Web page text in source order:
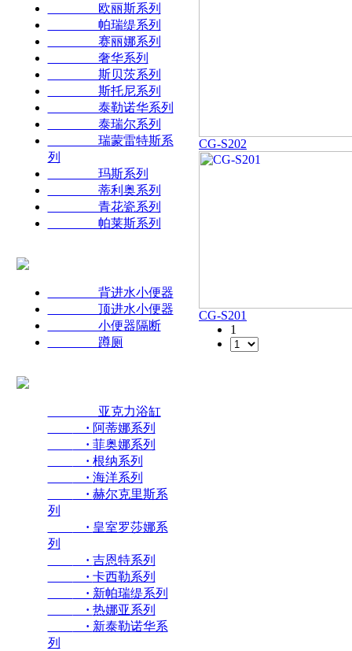
欧丽斯系列
帕瑞缇系列
赛丽娜系列
奢华系列
斯贝茨系列
斯托尼系列
泰勒诺华系列
泰瑞尔系列
瑞蒙雷特斯系
列
玛斯系列
蒂利奥系列
青花瓷系列
帕莱斯系列
背进水小便器
顶进水小便器
小便器隔断
蹲厕
亚克力浴缸
· 阿蒂娜系列
· 菲奥娜系列
· 根纳系列
· 海洋系列
· 赫尔克里斯系
列
· 皇室罗莎娜系
列
· 吉恩特系列
· 卡西勒系列
· 新帕瑞缇系列
· 热娜亚系列
· 新泰勒诺华系
列
CG-S202
CG-S201
1